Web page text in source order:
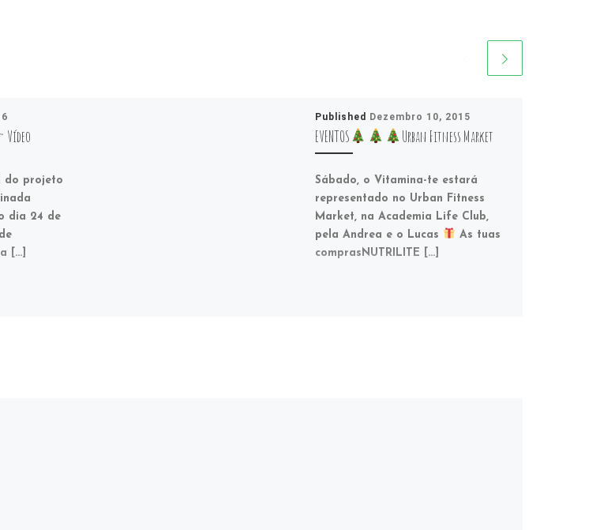
Vídeo
do projeto
dia 24 de
[…]
Published Dezembro 10, 2015
EVENTOS Urban Fitness Market
Sábado, o Vitamina-te estará
representado no Urban Fitness
Market, na Academia Life Club,
pela Andrea e o Lucas
As tuas
comprasNUTRILITE […]